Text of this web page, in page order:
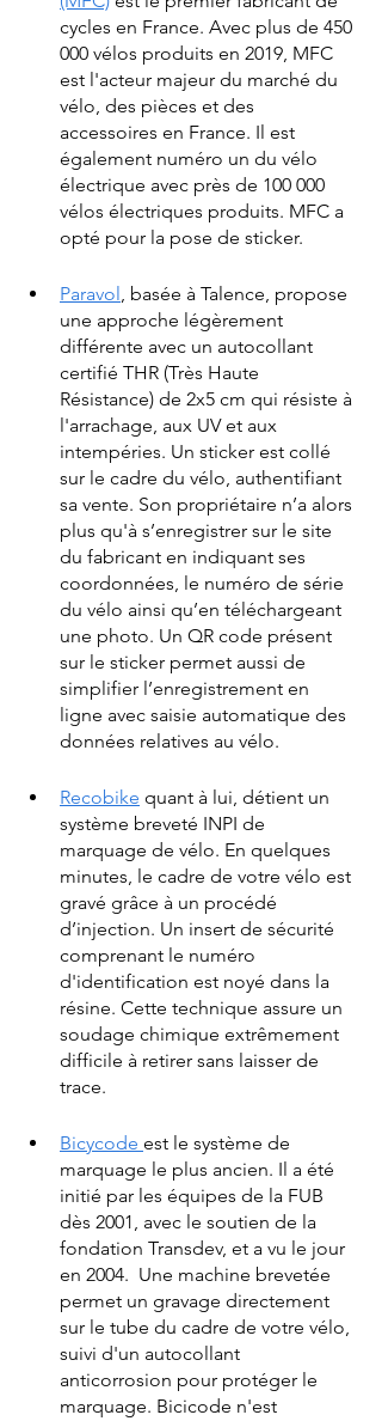
cycles en France. Avec plus de 450
000 vélos produits en 2019, MFC
est l'acteur majeur du marché du
vélo, des pièces et des
accessoires en France. Il est
également numéro un du vélo
électrique avec près de 100 000
vélos électriques produits. MFC a
opté pour la pose de sticker.
Paravol , basée à Talence, propose
une approche légèrement
différente avec un autocollant
certifié THR (Très Haute
Résistance) de 2x5 cm qui résiste à
l'arrachage, aux UV et aux
intempéries. Un sticker est collé
sur le cadre du vélo, authentifiant
sa vente. Son propriétaire n’a alors
plus qu'à s’enregistrer sur le site
du fabricant en indiquant ses
coordonnées, le numéro de série
du vélo ainsi qu’en téléchargeant
une photo. Un QR code présent
sur le sticker permet aussi de
simplifier l’enregistrement en
ligne avec saisie automatique des
données relatives au vélo.
Recobike quant à lui, détient un
système breveté INPI de
marquage de vélo. En quelques
minutes, le cadre de votre vélo est
gravé grâce à un procédé
d’injection. Un insert de sécurité
comprenant le numéro
d'identification est noyé dans la
résine. Cette technique assure un
soudage chimique extrêmement
difficile à retirer sans laisser de
trace.
Bicycode est le système de
marquage le plus ancien. Il a été
initié par les équipes de la FUB
dès 2001, avec le soutien de la
fondation Transdev, et a vu le jour
en 2004.  Une machine brevetée
permet un gravage directement
sur le tube du cadre de votre vélo,
suivi d'un autocollant
anticorrosion pour protéger le
marquage. Bicicode n'est